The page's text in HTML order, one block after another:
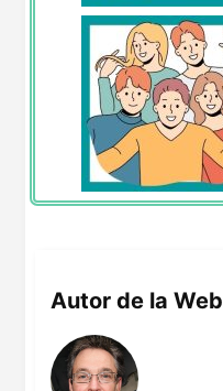
Autor de la Web